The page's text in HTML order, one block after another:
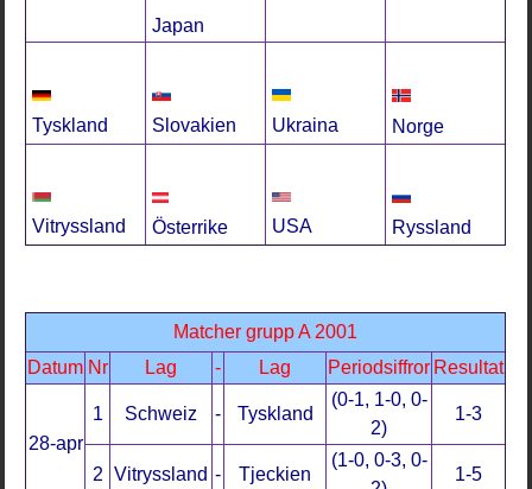
Japan
Tyskland Slovakien Ukraina Norge
Vitryssland Österrike USA Ryssland
Matcher grupp A 2001
Datum Nr Lag - Lag Periodsiffror Resultat
28-apr
1 Schweiz - Tyskland
(0-1, 1-0, 0-
2)
1-3
2 Vitryssland - Tjeckien
(1-0, 0-3, 0-
1-5